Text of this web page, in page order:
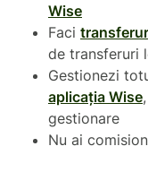
Wise
Faci
de transferuri
Gestionezi
aplicația Wise
gestionare
Nu ai